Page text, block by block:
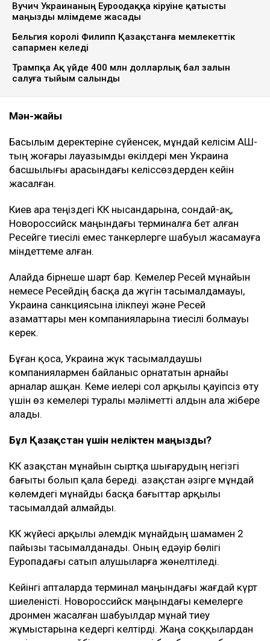
Вучич Украинаның Еуроодаққа кіруіне қатысты
маңызды мәлімдеме жасады
Бельгия королі Филипп Қазақстанға мемлекеттік
сапармен келеді
Трампқа Ақ үйде 400 млн долларлық бал залын
салуға тыйым салынды
Мән-жайы
Басылым деректеріне сүйенсек, мұндай келісім АҚШ-
тың жоғары лауазымды өкілдері мен Украина
басшылығы арасындағы келіссөздерден кейін
жасалған.
Киев Қара теңіздегі КҚК нысандарына, сондай-ақ,
Новороссийск маңындағы терминалға бет алған
Ресейге тиесілі емес танкерлерге шабуыл жасамауға
міндеттеме алған.
Алайда бірнеше шарт бар. Кемелер Ресей мұнайын
немесе Ресейдің басқа да жүгін тасымалдамауы,
Украина санкциясына ілікпеуі және Ресей
азаматтары мен компанияларына тиесілі болмауы
керек.
Бұған қоса, Украина жүк тасымалдаушы
компаниялармен байланыс орнататын арнайы
арналар ашқан. Кеме иелері сол арқылы қауіпсіз өту
үшін өз кемелері туралы мәліметті алдын ала жібере
алады.
Бұл Қазақстан үшін неліктен маңызды?
КҚК Қазақстан мұнайын сыртқа шығарудың негізгі
бағыты болып қала береді. Қазақстан әзірге мұндай
көлемдегі мұнайды басқа бағыттар арқылы
тасымалдай алмайды.
КҚК жүйесі арқылы әлемдік мұнайдың шамамен 2
пайызы тасымалданады. Оның едәуір бөлігі
Еуропадағы сатып алушыларға жөнелтіледі.
Кейінгі апталарда терминал маңындағы жағдай күрт
шиеленісті. Новороссийск маңындағы кемелерге
дронмен жасалған шабуылдар мұнай тиеу
жұмыстарына кедергі келтірді. Жаңа соққылардан